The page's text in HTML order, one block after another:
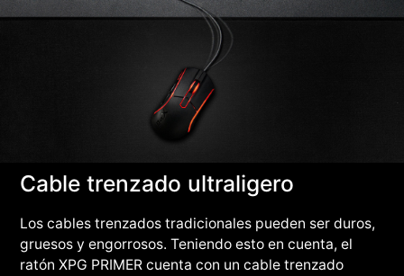
Cable trenzado ultraligero
Los cables trenzados tradicionales pueden ser duros,
gruesos y engorrosos. Teniendo esto en cuenta, el
ratón XPG PRIMER cuenta con un cable trenzado